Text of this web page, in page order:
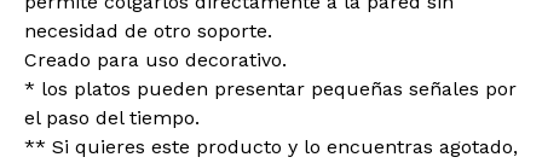
necesidad de otro soporte.
Creado para uso decorativo.
* los platos pueden presentar pequeñas señales por
el paso del tiempo.
** Si quieres este producto y lo encuentras agotado,